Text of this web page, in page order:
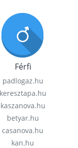
Férfi
padlogaz.hu
keresztapa.hu
kaszanova.hu
betyar.hu
casanova.hu
kan.hu